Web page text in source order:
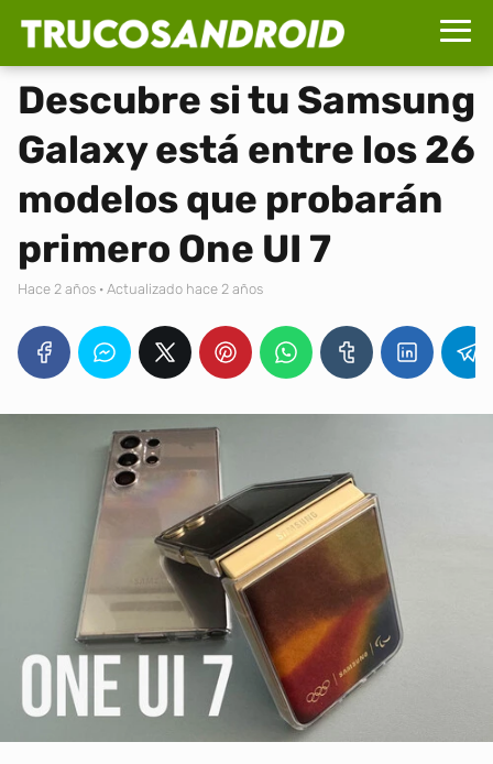
Descubre si tu Samsung
Galaxy está entre los 26
modelos que probarán
primero One UI 7
hace 2 años · Actualizado hace 2 años